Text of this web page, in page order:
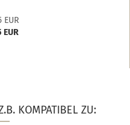
EUR
EUR
KOMPATIBEL ZU: